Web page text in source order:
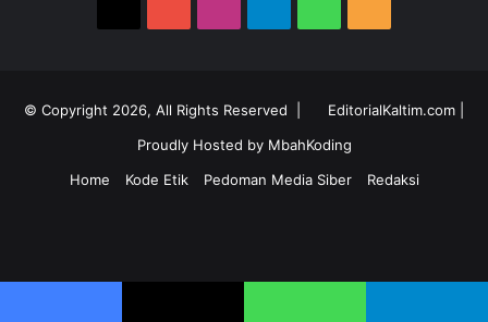
© Copyright 2026, All Rights Reserved | EditorialKaltim.com
Proudly Hosted by MbahKoding
Home
Kode Etik Pedoman Media Siber Redaksi